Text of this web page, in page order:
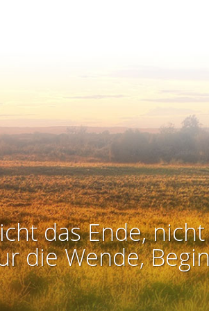
das Ende,
die Wende,